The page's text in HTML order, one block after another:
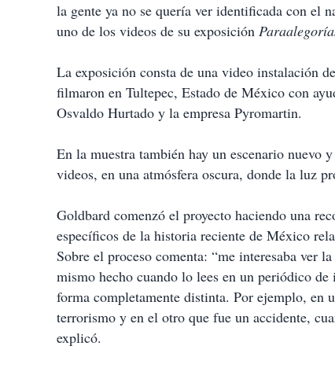
r
la gente ya no se quería ver identificada con el
uno de los videos de su exposición
La exposición consta de una video instalación
filmaron en Tultepec, Estado de México con
Osvaldo Hurtado y la empresa Pyromartin.
En la muestra también hay un escenario nuevo
videos, en una atmósfera oscura, donde la luz
Goldbard comenzó el proyecto haciendo una
específicos de la historia reciente de México
Sobre el proceso comenta: “me interesaba ver
mismo hecho cuando lo lees en un periódico
forma completamente distinta. Por ejemplo, en
terrorismo y en el otro que fue un accidente,
explicó.